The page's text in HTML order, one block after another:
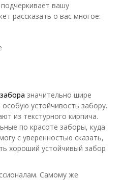
вашу
рассказать о вас многое:
значительно шире
устойчивость забору.
из текстурного кирпича.
по красоте заборы, куда
с уверенностью сказать,
хороший устойчивый забор
Самому же